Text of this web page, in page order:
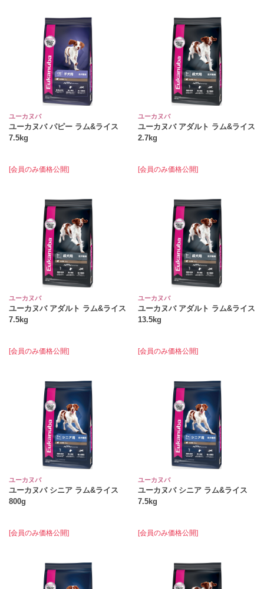
ユーカヌバ
ユーカヌバ パピー ラム&ライス
7.5kg
[会員のみ価格公開]
ユーカヌバ
ユーカヌバ アダルト ラム&ライス
2.7kg
[会員のみ価格公開]
ユーカヌバ
ユーカヌバ アダルト ラム&ライス
7.5kg
[会員のみ価格公開]
ユーカヌバ
ユーカヌバ アダルト ラム&ライス
13.5kg
[会員のみ価格公開]
ユーカヌバ
ユーカヌバ シニア ラム&ライス
800g
[会員のみ価格公開]
ユーカヌバ
ユーカヌバ シニア ラム&ライス
7.5kg
[会員のみ価格公開]